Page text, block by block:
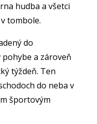
hudba a všetci
tombole.
do
a zároveň
týždeň. Ten
do neba v
športovým